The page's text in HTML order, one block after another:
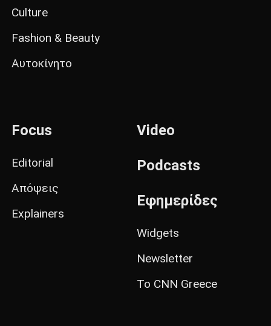
Culture
Fashion & Beauty
Αυτοκίνητο
Focus
Editorial
Απόψεις
Explainers
Video
Podcasts
Εφημερίδες
Widgets
Newsletter
Το CNN Greece